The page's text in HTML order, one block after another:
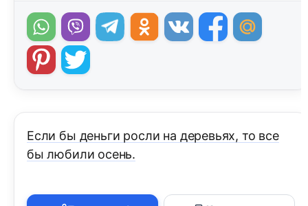
Если бы деньги росли на деревьях, то все
бы любили осень.